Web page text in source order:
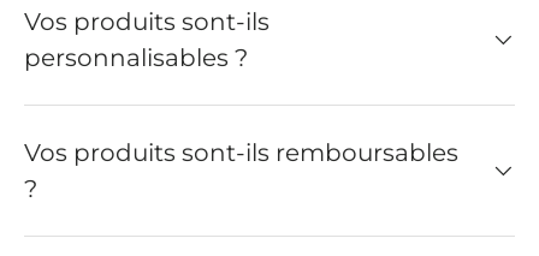
Vos produits sont-ils
personnalisables ?
Vos produits sont-ils remboursables
?